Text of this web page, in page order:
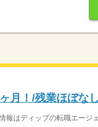
月！/残業ほぼな
報はディップの転職エージ